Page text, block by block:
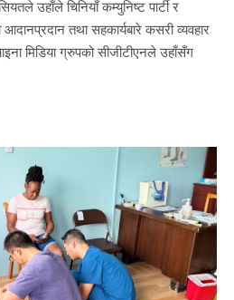
उहाँले चिनियाँ कम्युनिष्ट पार्टी र
तथा सहकार्यबारे कसरी व्यवहार
मिडिया ग्रुपको सीजीटीएनले उहाँसँग